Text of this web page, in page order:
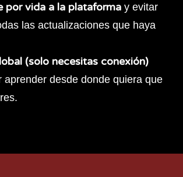
por vida a la plataforma y evitar
las actualizaciones que haya
(solo necesitas conexión)
aprender desde donde quiera que